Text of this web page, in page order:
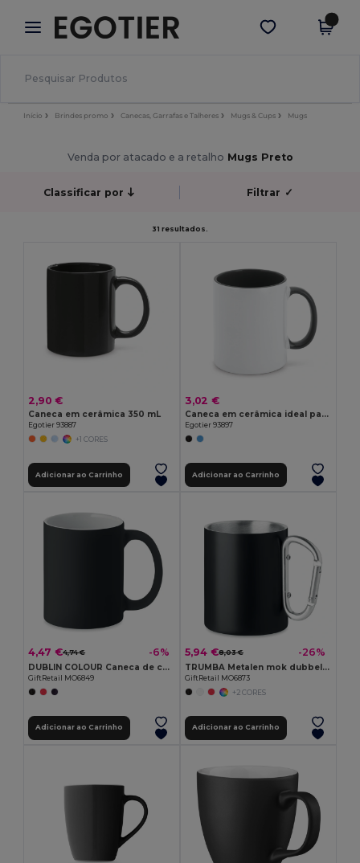
× App Egotier
Melhores preços na app!
Obter app
Início Brindes promo Canecas, Garrafas e Talheres Mugs & Cups Mugs
Venda por atacado e a retalho Mugs Preto
Classificar por Filtrar ✓
31 resultados.
2,90 €
Caneca em cerâmica 350 mL
Egotier 93887
+1 CORES
Adicionar ao Carrinho
3,02 €
Caneca em cerâmica ideal para sublimação
Egotier 93897
Adicionar ao Carrinho
4,47 €4,74 € -6%
DUBLIN COLOUR Caneca de cor mate 300 ml
GiftRetail MO6849
Adicionar ao Carrinho
5,94 €8,03 € -26%
TRUMBA Metalen mok dubbelwandig 300ml
GiftRetail MO6873
+2 CORES
Adicionar ao Carrinho